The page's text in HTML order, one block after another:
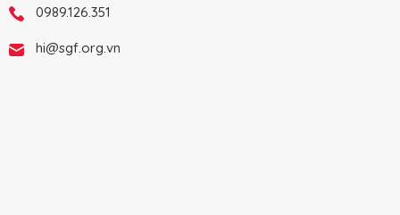
0989.126.351
hi@sgf.org.vn